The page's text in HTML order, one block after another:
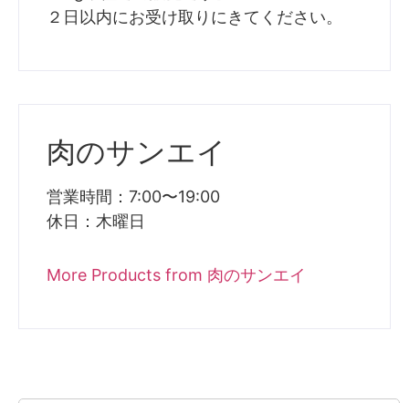
２日以内にお受け取りにきてください。
肉のサンエイ
営業時間：7:00〜19:00
休日：木曜日
More Products from 肉のサンエイ